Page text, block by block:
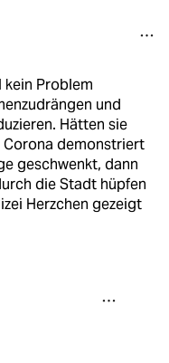
kein Problem
und
Hätten sie
demonstriert
geschwenkt, dann
die Stadt hüpfen
Herzchen gezeigt